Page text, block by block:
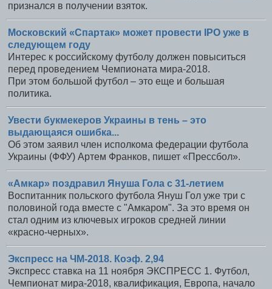
признался в получении взяток.
Московский «Спартак» может провести IPO уже в
следующем году
Интерес к российскому футболу должен повыситься
перед проведением Чемпионата мира-2018.
При этом большой футбол – это еще и большая
политика.
Увести букмекеров Украины в тень – это
выдающаяся ошибка...
Об этом заявил член исполкома федерации футбола
Украины (ФФУ) Артем Франков, пишет «Прессбол».
«Амкар» поздравил Януша Гола с 31-летием
Воспитанник польского футбола Януш Гол уже три с
половиной года вместе с "Амкаром". За это время он
стал одним из ключевых игроков средней линии
«красно-черных».
Экспресс на ЧМ-2018. Коэф. 2,94
Экспресс ставка на 11 ноября ЭКСПРЕСС 1. Футбол,
Чемпионат мира-2018, квалификация, Европа, начало